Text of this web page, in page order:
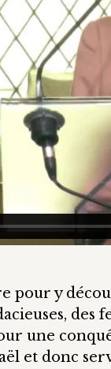
pour y
des
une
et donc